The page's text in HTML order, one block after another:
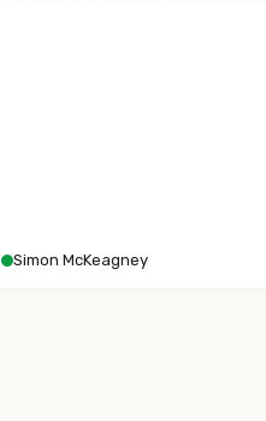
Simon McKeagney